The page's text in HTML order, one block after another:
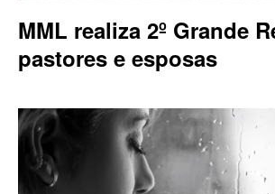
MML realiza 2º Grande
pastores e esposas